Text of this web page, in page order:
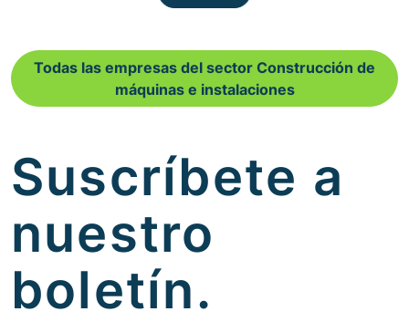
Todas las empresas del sector Construcción de
máquinas e instalaciones
Suscríbete a
nuestro
boletín.